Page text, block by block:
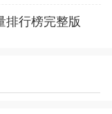
排行榜完整版